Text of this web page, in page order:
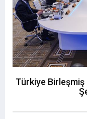
Türkiye Birleşmiş